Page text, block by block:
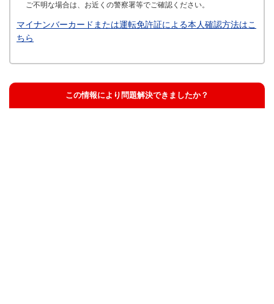
ご不明な場合は、お近くの警察署等でご確認ください。
マイナンバーカードまたは運転免許証による本人確認方法はこ
ちら
この情報により問題解決できましたか？